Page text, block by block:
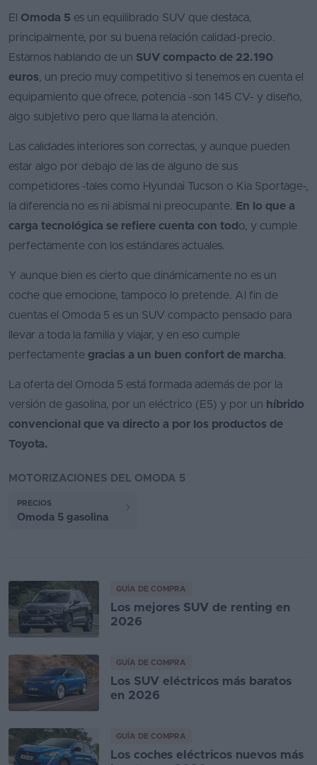
El Omoda 5 es un equilibrado SUV que destaca,
principalmente, por su buena relación calidad-precio.
Estamos hablando de un SUV compacto de 22.190
euros, un precio muy competitivo si tenemos en cuenta el
equipamiento que ofrece, potencia -son 145 CV- y diseño,
algo subjetivo pero que llama la atención.
Las calidades interiores son correctas, y aunque pueden
estar algo por debajo de las de alguno de sus
competidores -tales como Hyundai Tucson o Kia Sportage-,
la diferencia no es ni abismal ni preocupante. En lo que a
carga tecnológica se refiere cuenta con tod o, y cumple
perfectamente con los estándares actuales.
Y aunque bien es cierto que dinámicamente no es un
coche que emocione, tampoco lo pretende. Al fin de
cuentas el Omoda 5 es un SUV compacto pensado para
llevar a toda la familia y viajar, y en eso cumple
perfectamente gracias a un buen confort de marcha.
La oferta del Omoda 5 está formada además de por la
versión de gasolina, por un eléctrico (E5) y por un híbrido
convencional que va directo a por los productos de
Toyota.
MOTORIZACIONES DEL OMODA 5
PRECIOS
Omoda 5 gasolina
GUÍA DE COMPRA
Los mejores SUV de renting en
2026
GUÍA DE COMPRA
Los SUV eléctricos más baratos
en 2026
GUÍA DE COMPRA
Los coches eléctricos nuevos más